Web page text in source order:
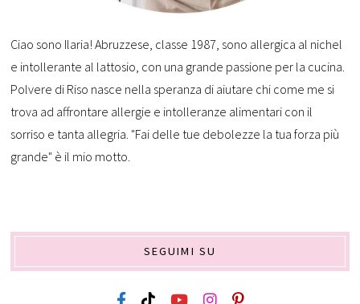
Ciao sono Ilaria! Abruzzese, classe 1987, sono allergica al nichel
e intollerante al lattosio, con una grande passione per la cucina.
Polvere di Riso nasce nella speranza di aiutare chi come me si
trova ad affrontare allergie e intolleranze alimentari con il
sorriso e tanta allegria. "Fai delle tue debolezze la tua forza più
grande" è il mio motto.
SEGUIMI SU